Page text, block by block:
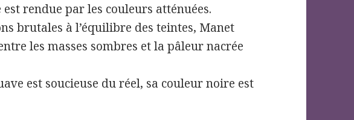
est rendue par les couleurs atténuées.
brutales à l’équilibre des teintes, Manet
les masses sombres et la pâleur nacrée
est soucieuse du réel, sa couleur noire est